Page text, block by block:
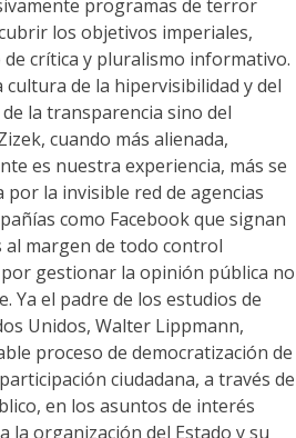
programas de terror
los objetivos imperiales,
crítica y pluralismo informativo.
cultura de la hipervisibilidad y del
la transparencia sino del
cuando más alienada,
es nuestra experiencia, más se
la invisible red de agencias
como Facebook que signan
margen de todo control
gestionar la opinión pública no
Ya el padre de los estudios de
Unidos, Walter Lippmann,
proceso de democratización de
ciudadana, a través de
en los asuntos de interés
la organización del Estado y su